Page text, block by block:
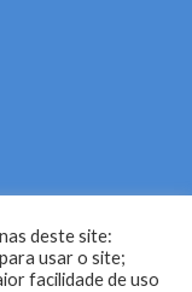
deste site:
usar o site;
facilidade de uso